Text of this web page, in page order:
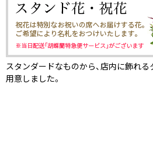
スタンダードなものから、店内に飾れ
用意しました。